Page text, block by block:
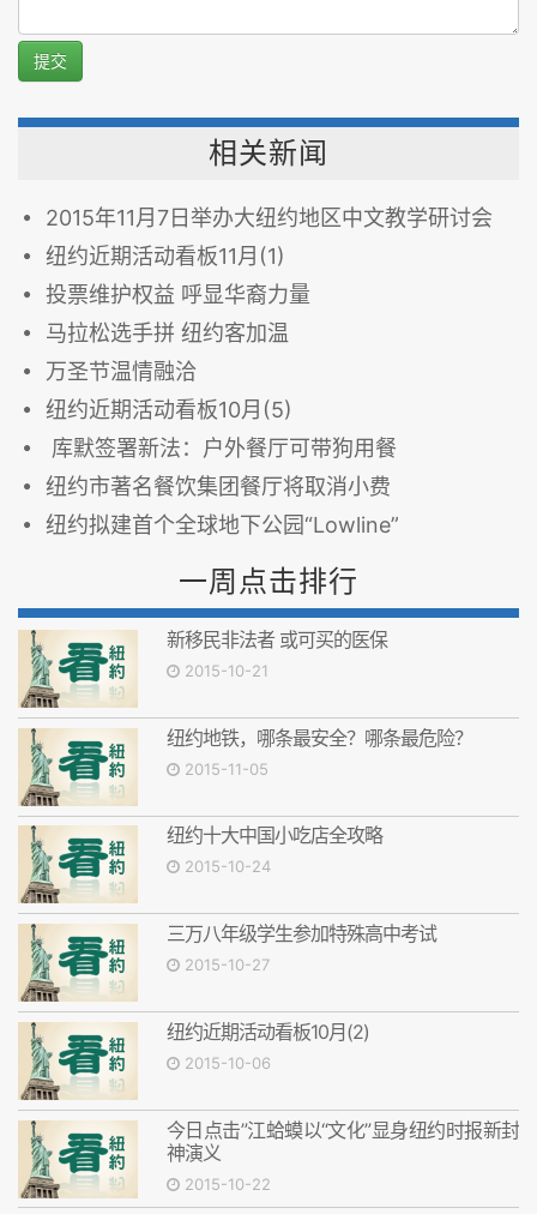
提交
相关新闻
2015年11月7日举办大纽约地区中文教学研讨会
纽约近期活动看板11月(1)
投票维护权益 呼显华裔力量
马拉松选手拼 纽约客加温
万圣节温情融洽
纽约近期活动看板10月(5)
库默签署新法：户外餐厅可带狗用餐
纽约市著名餐饮集团餐厅将取消小费
纽约拟建首个全球地下公园“Lowline”
一周点击排行
新移民非法者 或可买的医保
2015-10-21
纽约地铁，哪条最安全？哪条最危险？
2015-11-05
纽约十大中国小吃店全攻略
2015-10-24
三万八年级学生参加特殊高中考试
2015-10-27
纽约近期活动看板10月(2)
2015-10-06
今日点击”江蛤蟆以“文化”显身纽约时报新封
神演义
2015-10-22